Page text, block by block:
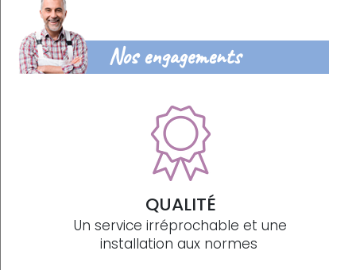
Nos engagements
QUALITÉ
Un service irréprochable et une
installation aux normes